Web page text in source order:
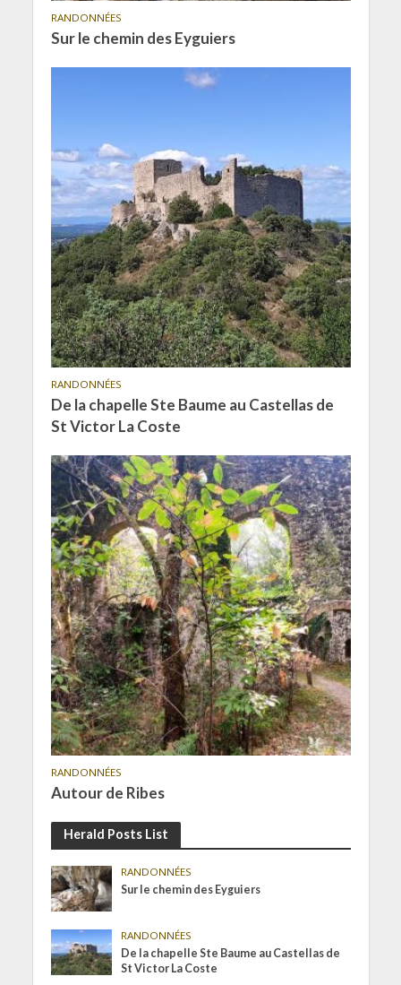
RANDONNÉES
Sur le chemin des Eyguiers
RANDONNÉES
De la chapelle Ste Baume au Castellas de
St Victor La Coste
RANDONNÉES
Autour de Ribes
Herald Posts List
RANDONNÉES
Sur le chemin des Eyguiers
RANDONNÉES
De la chapelle Ste Baume au Castellas de
St Victor La Coste